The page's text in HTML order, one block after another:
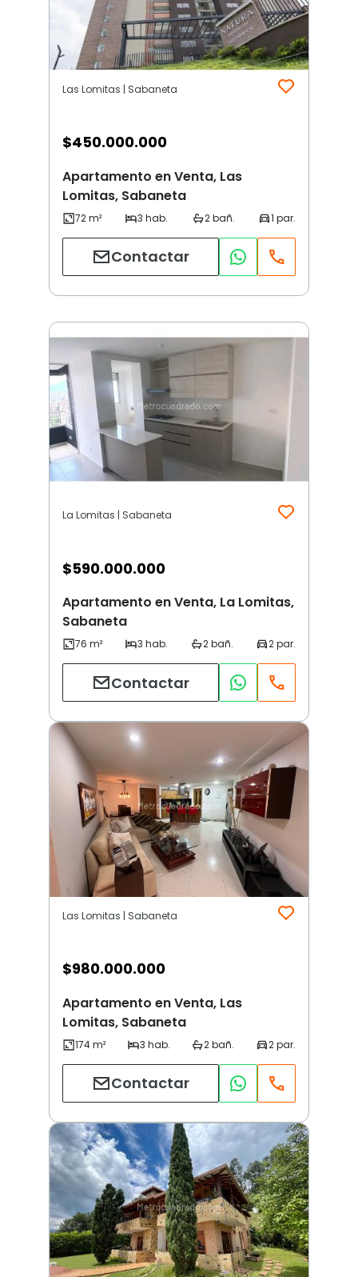
Las Lomitas | Sabaneta
$450.000.000
Apartamento en Venta, Las
Lomitas, Sabaneta
Contactar
La Lomitas | Sabaneta
$590.000.000
Apartamento en Venta, La Lomitas,
Sabaneta
Contactar
Las Lomitas | Sabaneta
$980.000.000
Apartamento en Venta, Las
Lomitas, Sabaneta
Contactar